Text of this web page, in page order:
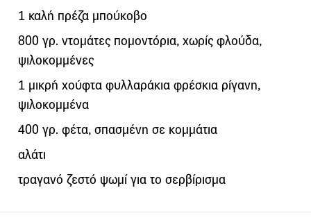
1 καλή πρέζα µπούκοβο
800 γρ. ντοµάτες ποµοντόρια, χωρίς φλούδα,
ψιλοκοµµένες
1 µικρή χούφτα φυλλαράκια φρέσκια ρίγανη,
ψιλοκοµµένα
400 γρ. φέτα, σπασµένη σε κοµµάτια
αλάτι
τραγανό ζεστό ψωµί για το σερβίρισµα